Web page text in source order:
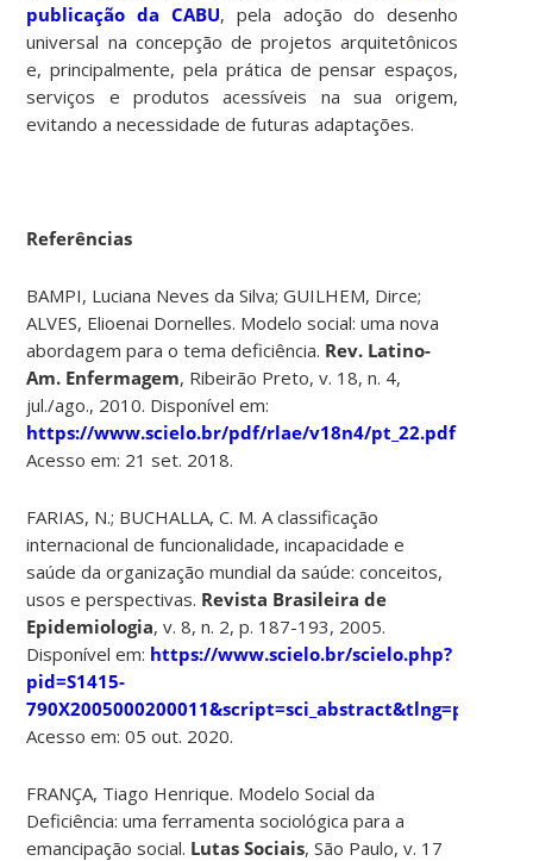
publicação da CABU, pela adoção do desenho
universal na concepção de projetos arquitetônicos
e, principalmente, pela prática de pensar espaços,
serviços e produtos acessíveis na sua origem,
evitando a necessidade de futuras adaptações.
Referências
BAMPI, Luciana Neves da Silva; GUILHEM, Dirce;
ALVES, Elioenai Dornelles. Modelo social: uma nova
abordagem para o tema deficiência. Rev. Latino-
Am. Enfermagem, Ribeirão Preto, v. 18, n. 4,
jul./ago., 2010. Disponível em:
https://www.scielo.br/pdf/rlae/v18n4/pt_22.pdf
Acesso em: 21 set. 2018.
FARIAS, N.; BUCHALLA, C. M. A classificação
internacional de funcionalidade, incapacidade e
saúde da organização mundial da saúde: conceitos,
usos e perspectivas. Revista Brasileira de
Epidemiologia, v. 8, n. 2, p. 187-193, 2005.
Disponível em: https://www.scielo.br/scielo.php?
pid=S1415-
790X2005000200011&script=sci_abstract&tlng=pt
Acesso em: 05 out. 2020.
FRANÇA, Tiago Henrique. Modelo Social da
Deficiência: uma ferramenta sociológica para a
emancipação social. Lutas Sociais, São Paulo, v. 17